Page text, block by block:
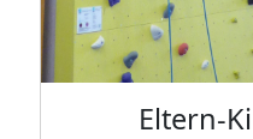
Eltern-